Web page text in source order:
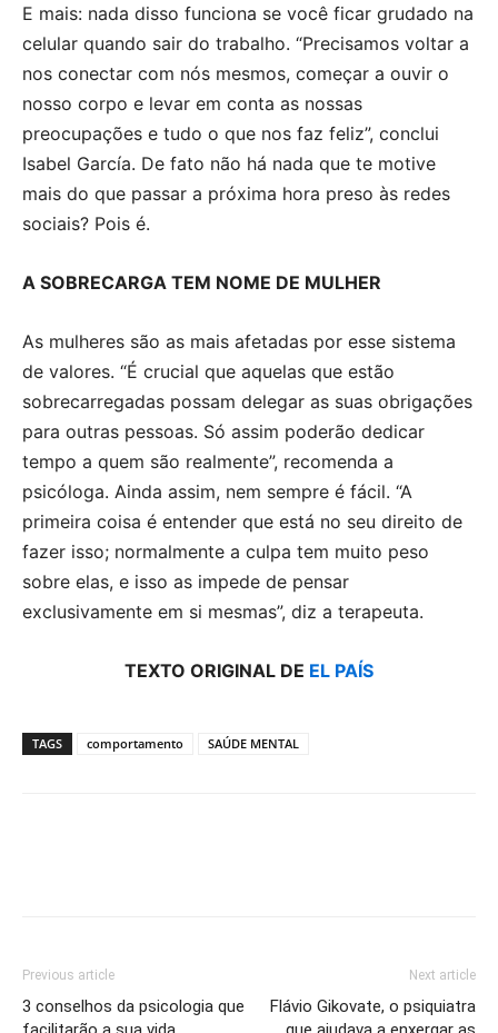
E mais: nada disso funciona se você ficar grudado na
celular quando sair do trabalho. “Precisamos voltar a
nos conectar com nós mesmos, começar a ouvir o
nosso corpo e levar em conta as nossas
preocupações e tudo o que nos faz feliz”, conclui
Isabel García. De fato não há nada que te motive
mais do que passar a próxima hora preso às redes
sociais? Pois é.
A SOBRECARGA TEM NOME DE MULHER
As mulheres são as mais afetadas por esse sistema
de valores. “É crucial que aquelas que estão
sobrecarregadas possam delegar as suas obrigações
para outras pessoas. Só assim poderão dedicar
tempo a quem são realmente”, recomenda a
psicóloga. Ainda assim, nem sempre é fácil. “A
primeira coisa é entender que está no seu direito de
fazer isso; normalmente a culpa tem muito peso
sobre elas, e isso as impede de pensar
exclusivamente em si mesmas”, diz a terapeuta.
TEXTO ORIGINAL DE EL PAÍS
TAGS comportamento SAÚDE MENTAL
Previous article
3 conselhos da psicologia que
Next article
Flávio Gikovate, o psiquiatra